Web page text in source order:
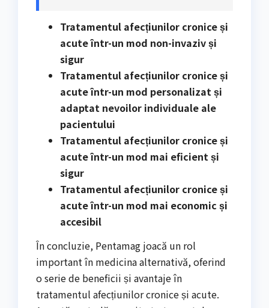
Tratamentul afecțiunilor cronice și
acute într-un mod non-invaziv și
sigur
Tratamentul afecțiunilor cronice și
acute într-un mod personalizat și
adaptat nevoilor individuale ale
pacientului
Tratamentul afecțiunilor cronice și
acute într-un mod mai eficient și
sigur
Tratamentul afecțiunilor cronice și
acute într-un mod mai economic și
accesibil
În concluzie, Pentamag joacă un rol
important în medicina alternativă, oferind
o serie de beneficii și avantaje în
tratamentul afecțiunilor cronice și acute.